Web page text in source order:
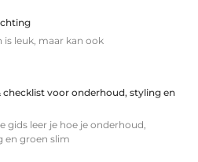
leuk, maar kan ook
checklist voor onderhoud, styling en
gids leer je hoe je onderhoud,
en groen slim